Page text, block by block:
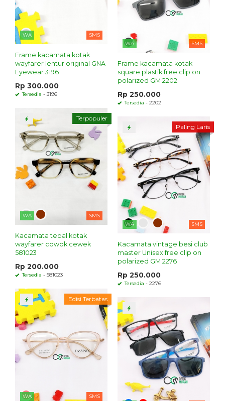
WA SMS
Frame kacamata kotak
wayfarer lentur original GNA
Eyewear 3196
Rp 300.000
Tersedia - 3196
WA SMS
Frame kacamata kotak
square plastik free clip on
polarized GM 2202
Rp 250.000
Tersedia - 2202
Terpopuler
WA SMS
Kacamata tebal kotak
wayfarer cowok cewek
581023
Rp 200.000
Tersedia - 581023
Paling Laris
WA SMS
Kacamata vintage besi club
master Unisex free clip on
polarized GM 2276
Rp 250.000
Tersedia - 2276
Edisi Terbatas
WA SMS